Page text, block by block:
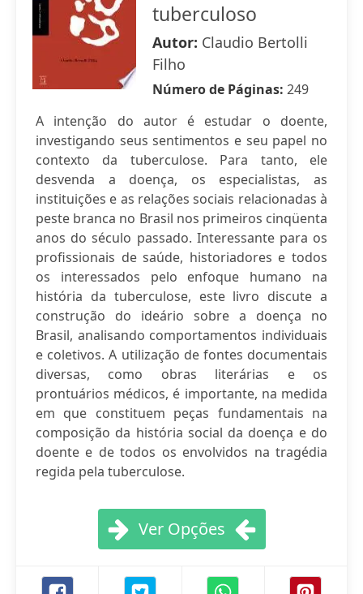
tuberculoso
Autor: Claudio Bertolli
Filho
Número de Páginas: 249
A intenção do autor é estudar o doente,
investigando seus sentimentos e seu papel no
contexto da tuberculose. Para tanto, ele
desvenda a doença, os especialistas, as
instituições e as relações sociais relacionadas à
peste branca no Brasil nos primeiros cinqüenta
anos do século passado. Interessante para os
profissionais de saúde, historiadores e todos
os interessados pelo enfoque humano na
história da tuberculose, este livro discute a
construção do ideário sobre a doença no
Brasil, analisando comportamentos individuais
e coletivos. A utilização de fontes documentais
diversas, como obras literárias e os
prontuários médicos, é importante, na medida
em que constituem peças fundamentais na
composição da história social da doença e do
doente e de todos os envolvidos na tragédia
regida pela tuberculose.
Ver Opções